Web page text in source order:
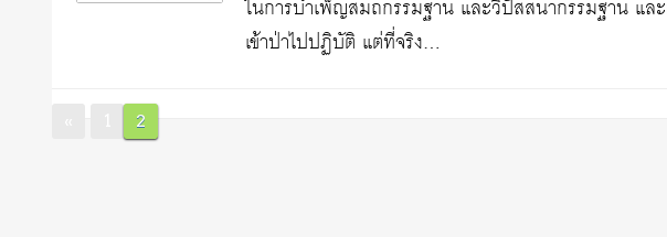
ในการบำเพ็ญสมถกรรมฐาน และวิปัสสนากรรมฐาน แล
เข้าป่าไปปฏิบัติ แต่ที่จริง…
Posts
pagination
PagePage
2